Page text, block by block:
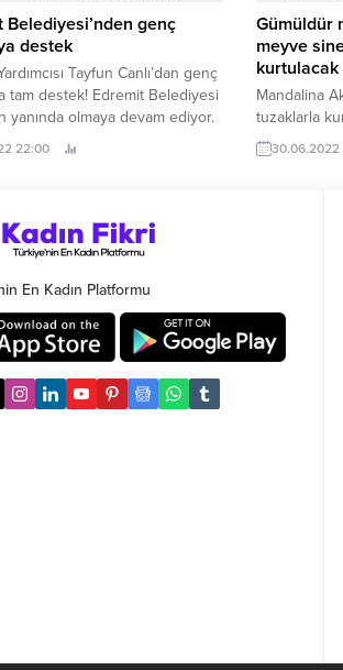
Belediyesi’nden genç
destek
Tayfun Canlı’dan genç
tam destek! Edremit Belediyesi
yanında olmaya devam ediyor.
Gümüldür
meyve
kurtulacak
tuzaklarla
sineğiyle
kazandı
tuzaklarla
En Kadın Platformu